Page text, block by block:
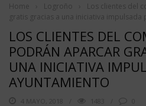
Home Logroño
Los clientes del
gratis gracias a una iniciativa impulsada
LOS CLIENTES DEL
PODRÁN APARCAR
UNA INICIATIVA
AYUNTAMIENTO
4 MAYO, 2018 1483